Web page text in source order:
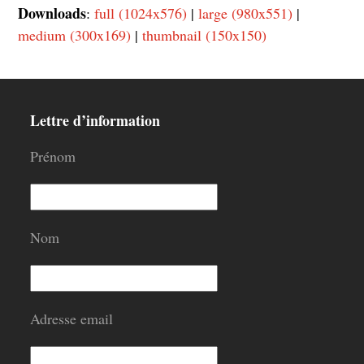
Downloads:full (1024x576) |large (980x551) |
medium (300x169) |thumbnail (150x150)
Lettre d’information
Prénom
Nom
Adresse email